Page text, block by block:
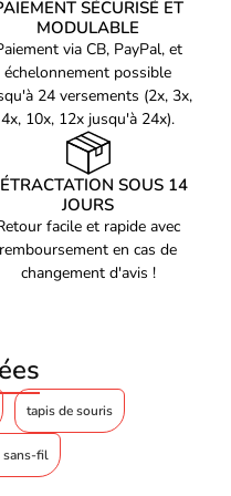
10, Windows 11
Monterey, Mac OS X 13.0
SÉCURISÉ ET
MODULABLE
via CB, PayPal, et
échelonnement possible
24 versements (2x, 3x,
4x, 10x, 12x jusqu'à 24x).
SOUS 14
JOURS
facile et rapide avec
remboursement en cas de
changement d'avis !
tapis de souris
sans-fil